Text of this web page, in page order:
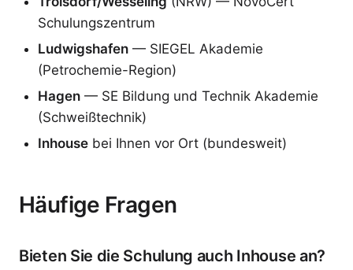
Schulungszentrum
Ludwigshafen — SIEGEL Akademie
(Petrochemie-Region)
Hagen — SE Bildung und Technik Akademie
(Schweißtechnik)
Inhouse bei Ihnen vor Ort (bundesweit)
Häufige Fragen
Bieten Sie die Schulung auch Inhouse an?